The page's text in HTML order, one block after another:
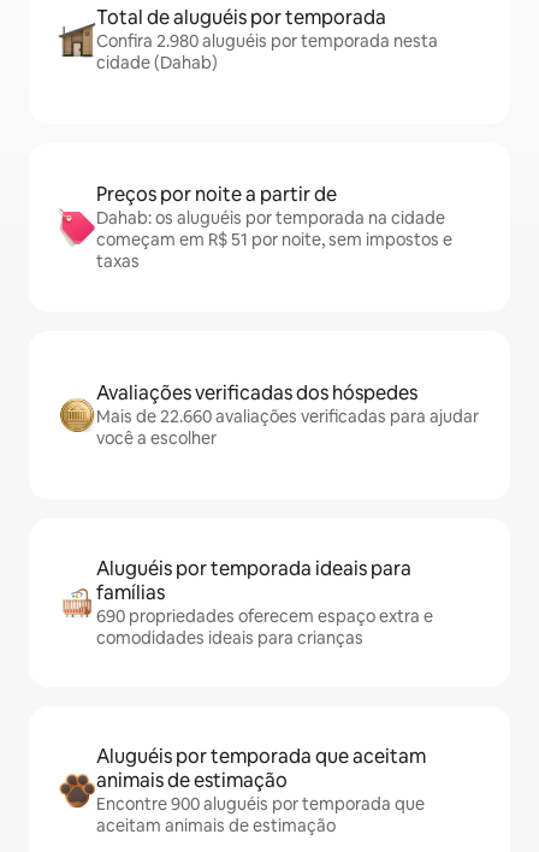
Total de aluguéis por temporada
Confira 2.980 aluguéis por temporada nesta
cidade (Dahab)
Preços por noite a partir de
Dahab: os aluguéis por temporada na cidade
começam em R$ 51 por noite, sem impostos e
taxas
Avaliações verificadas dos hóspedes
Mais de 22.660 avaliações verificadas para ajudar
você a escolher
Aluguéis por temporada ideais para
famílias
690 propriedades oferecem espaço extra e
comodidades ideais para crianças
Aluguéis por temporada que aceitam
animais de estimação
Encontre 900 aluguéis por temporada que
aceitam animais de estimação